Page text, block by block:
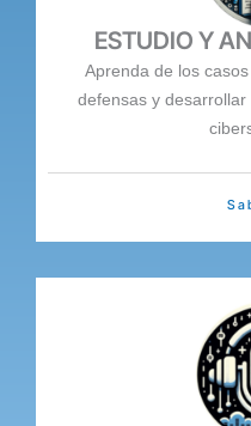
ESTUDIO Y
Aprenda de los
defensas y